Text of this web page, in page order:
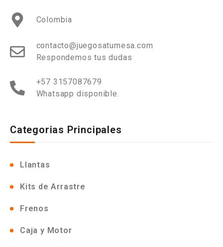
Colombia
contacto@juegosatumesa.com
Respondemos tus dudas
+57 3157087679
Whatsapp disponible.
Categorias Principales
Llantas
Kits de Arrastre
Frenos
Caja y Motor